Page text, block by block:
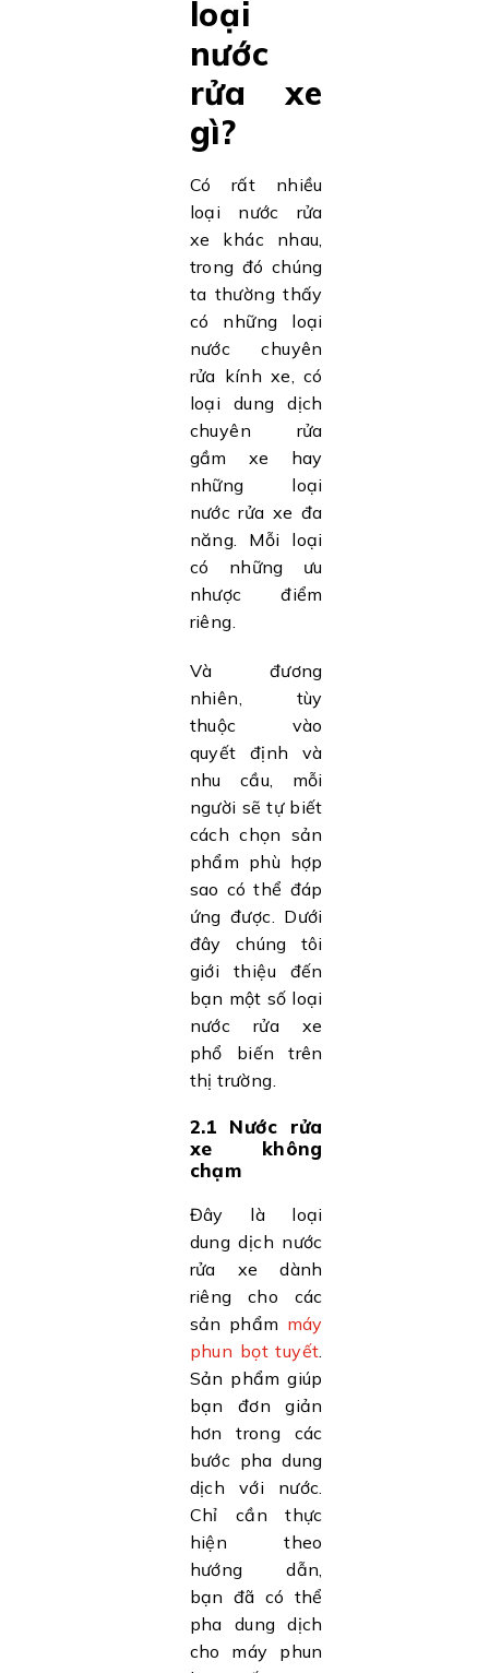
loại
nước
rửa xe
gì?
Có rất nhiều
loại nước rửa
xe khác nhau,
trong đó chúng
ta thường thấy
có những loại
nước chuyên
rửa kính xe, có
loại dung dịch
chuyên rửa
gầm xe hay
những loại
nước rửa xe đa
năng. Mỗi loại
có những ưu
nhược điểm
riêng.
Và đương
nhiên, tùy
thuộc vào
quyết định và
nhu cầu, mỗi
người sẽ tự biết
cách chọn sản
phẩm phù hợp
sao có thể đáp
ứng được. Dưới
đây chúng tôi
giới thiệu đến
bạn một số loại
nước rửa xe
phổ biến trên
thị trường.
2.1 Nước rửa
xe không
chạm
Đây là loại
dung dịch nước
rửa xe dành
riêng cho các
sản phẩm máy
phun bọt tuyết.
Sản phẩm giúp
bạn đơn giản
hơn trong các
bước pha dung
dịch với nước.
Chỉ cần thực
hiện theo
hướng dẫn,
bạn đã có thể
pha dung dịch
cho máy phun